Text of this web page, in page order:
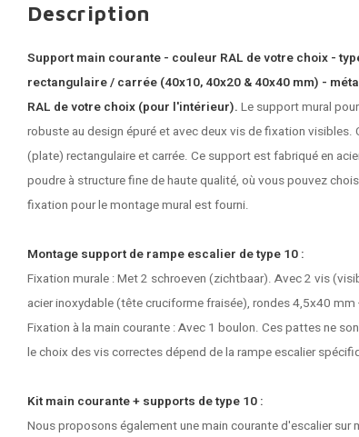
Description
Support main courante - couleur RAL de votre choix -
rectangulaire / carrée (40x10, 40x20 & 40x40 mm) -
RAL de votre choix (pour l'intérieur). Le support mural
robuste au design épuré et avec deux vis de fixation
(plate) rectangulaire et carrée. Ce support est fabriqué en
poudre à structure fine de haute qualité, où vous pouvez
fixation pour le montage mural est fourni.
Montage support de rampe escalier de type 10 :
Fixation murale : Met 2 schroeven (zichtbaar). Avec 2 vis
acier inoxydable (tête cruciforme fraisée), rondes 4,5x40
Fixation à la main courante : Avec 1 boulon. Ces pattes ne
le choix des vis correctes dépend de la rampe escalier
Kit main courante + supports de type 10 :
Nous proposons également unemain couranted'escalier sur